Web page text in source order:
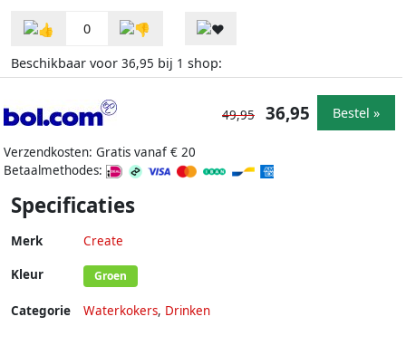
0
Beschikbaar voor 36,95 bij 1 shop:
Verzendkosten: Gratis vanaf € 20
Betaalmethodes:
49,95 36,95 Bestel »
Specificaties
Merk Create
Kleur Groen
Categorie Waterkokers, Drinken